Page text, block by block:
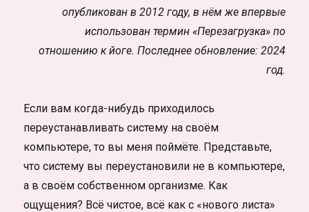
опубликован в 2012 году, в нём же впервые
использован термин «Перезагрузка» по
отношению к йоге. Последнее обновление: 2024
год.
Если вам когда-нибудь приходилось
переустанавливать систему на своём
компьютере, то вы меня поймёте. Представьте,
что систему вы переустановили не в компьютере,
а в своём собственном организме. Как
ощущения? Всё чистое, всё как с «нового листа»